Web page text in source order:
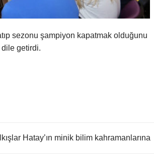
sezonu şampiyon kapatmak olduğunu
getirdi.
Hatay’ın minik bilim kahramanlarına